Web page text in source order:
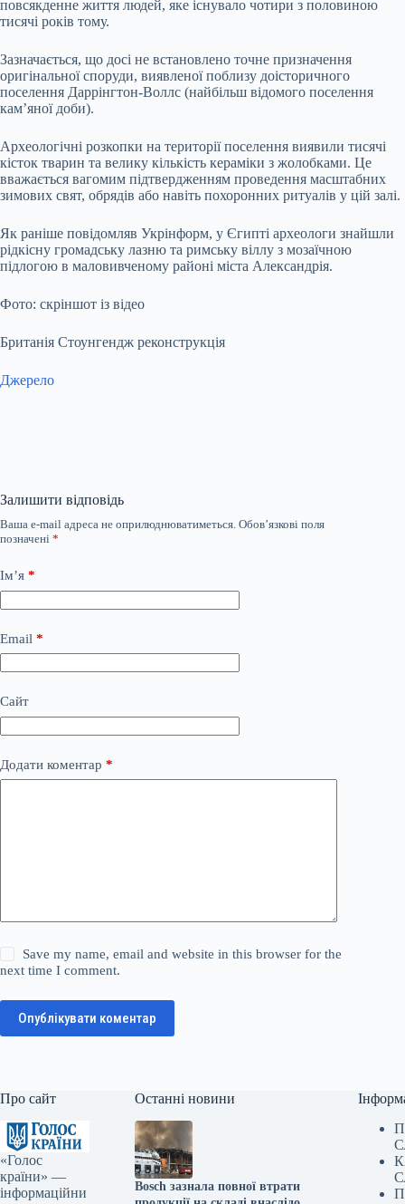
повсякденне життя людей, яке існувало чотири з половиною
тисячі років тому.
Зазначається, що досі не встановлено точне призначення
оригінальної споруди, виявленої поблизу доісторичного
поселення Даррінгтон-Воллс (найбільш відомого поселення
кам’яної доби).
Археологічні розкопки на території поселення виявили тисячі
кісток тварин та велику кількість кераміки з жолобками. Це
вважається вагомим підтвердженням проведення масштабних
зимових свят, обрядів або навіть похоронних ритуалів у цій залі.
Як раніше повідомляв Укрінформ, у Єгипті археологи знайшли
рідкісну громадську лазню та римську віллу з мозаїчною
підлогою в маловивченому районі міста Александрія.
Фото: скріншот із відео
Британія Стоунгендж реконструкція
Джерело
Залишити відповідь
Ваша e-mail адреса не оприлюднюватиметься. Обов’язкові поля
позначені *
Ім’я *
Email *
Сайт
Додати коментар *
Save my name, email and website in this browser for the
next time I comment.
Опублікувати коментар
Про сайт
«Голос
країни» —
інформаційни
Останні новини
Bosch зазнала повної втрати